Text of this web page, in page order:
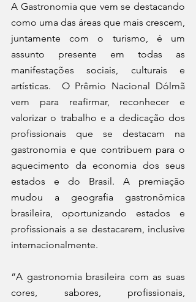
A Gastronomia que vem se destacando
como uma das áreas que mais crescem,
juntamente com o turismo, é um
assunto presente em todas as
manifestações sociais, culturais e
artísticas.  O Prêmio Nacional Dólmã
vem para reafirmar, reconhecer e
valorizar o trabalho e a dedicação dos
profissionais que se destacam na
gastronomia e que contribuem para o
aquecimento da economia dos seus
estados e do Brasil. A premiação
mudou a geografia gastronômica
brasileira, oportunizando estados e
profissionais a se destacarem, inclusive
internacionalmente.
“A gastronomia brasileira com as suas
cores, sabores, profissionais,